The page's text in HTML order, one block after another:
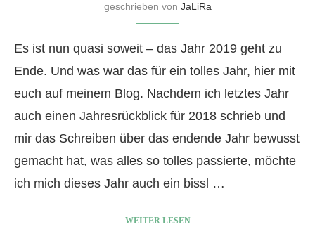
geschrieben von JaLiRa
Es ist nun quasi soweit – das Jahr 2019 geht zu
Ende. Und was war das für ein tolles Jahr, hier mit
euch auf meinem Blog. Nachdem ich letztes Jahr
auch einen Jahresrückblick für 2018 schrieb und
mir das Schreiben über das endende Jahr bewusst
gemacht hat, was alles so tolles passierte, möchte
ich mich dieses Jahr auch ein bissl …
WEITER LESEN